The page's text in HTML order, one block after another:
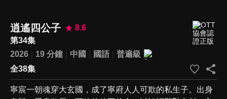
逍遙四公子
8.6
第34集
2026
19 分鐘 中國 國語
普遍級
全38集
寧宸一朝魂穿大玄國，成了寧府人人可欺的私生子。出身